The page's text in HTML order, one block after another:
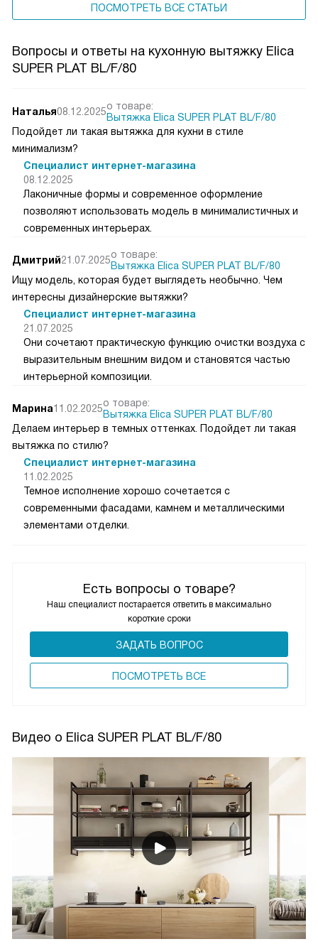
ПОСМОТРЕТЬ ВСЕ СТАТЬИ
Вопросы и ответы на кухонную вытяжку Elica
SUPER PLAT BL/F/80
Есть вопросы о товаре?
Наш специалист постарается ответить в максимально
короткие сроки
ЗАДАТЬ ВОПРОС
ПОCМОТРЕТЬ ВСЕ
Наталья08.12.2025о товаре:
Вытяжка Elica SUPER PLAT BL/F/80
Подойдет ли такая вытяжка для кухни в стиле
минимализм?
Специалист интернет-магазина
08.12.2025
Лаконичные формы и современное оформление
позволяют использовать модель в минималистичных и
современных интерьерах.
Дмитрий21.07.2025о товаре:
Вытяжка Elica SUPER PLAT BL/F/80
Ищу модель, которая будет выглядеть необычно. Чем
интересны дизайнерские вытяжки?
Специалист интернет-магазина
21.07.2025
Они сочетают практическую функцию очистки воздуха с
выразительным внешним видом и становятся частью
интерьерной композиции.
Марина11.02.2025о товаре:
Вытяжка Elica SUPER PLAT BL/F/80
Делаем интерьер в темных оттенках. Подойдет ли такая
вытяжка по стилю?
Специалист интернет-магазина
11.02.2025
Темное исполнение хорошо сочетается с
современными фасадами, камнем и металлическими
элементами отделки.
Видео о Elica SUPER PLAT BL/F/80